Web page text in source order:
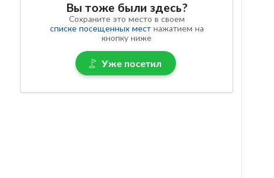
Вы тоже были здесь?
Сохраните это место в своем
списке посещенных местнажатием на
кнопку ниже
Уже посетил